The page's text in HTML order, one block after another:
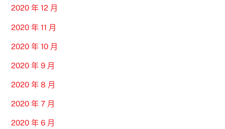
2020 年 12 月
2020 年 11 月
2020 年 10 月
2020 年 9 月
2020 年 8 月
2020 年 7 月
2020 年 6 月